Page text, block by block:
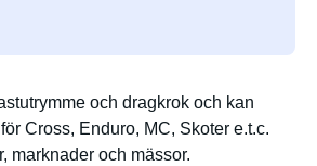
och dragkrok och kan
Cross, Enduro, MC, Skoter e.t.c.
marknader och mässor.